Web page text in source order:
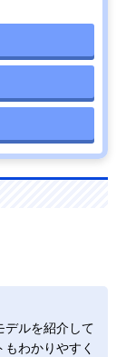
デルを紹介して
わかりやすく